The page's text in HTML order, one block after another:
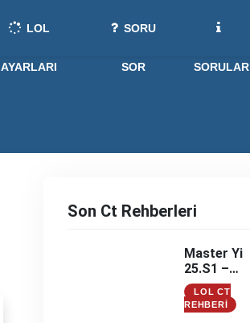
LOL
AYARLARI
SORU
SOR SORULAR
Son Ct Rehberleri
Master Yi
25.S1 –
Master Yi
Counter –
Master Yi
LOL CT
REHBERI